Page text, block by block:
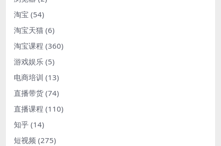
淘宝 (54)
淘宝天猫 (6)
淘宝课程 (360)
游戏娱乐 (5)
电商培训 (13)
直播带货 (74)
直播课程 (110)
知乎 (14)
短视频 (275)